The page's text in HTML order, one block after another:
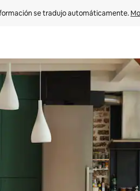
se tradujo automáticamente.